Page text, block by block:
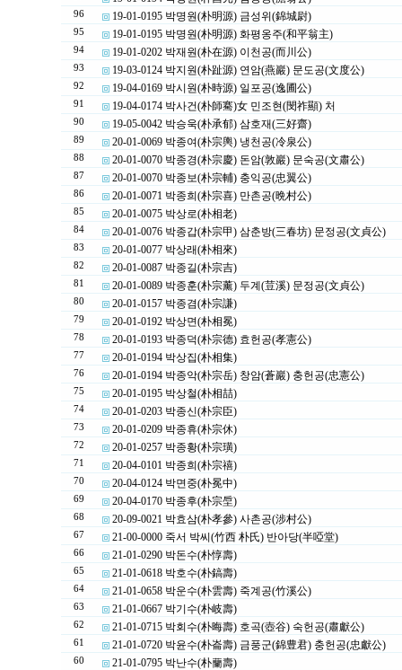
96 19-01-0195 박명원(朴明源) 금성위(錦城尉)
95 19-01-0195 박명원(朴明源) 화평옹주(和平翁主)
94 19-01-0202 박재원(朴在源) 이천공(而川公)
93 19-03-0124 박지원(朴趾源) 연암(燕巖) 문도공(文度公)
92 19-04-0169 박시원(朴時源) 일포공(逸圃公)
91 19-04-0174 박사건(朴師騫)女 민조현(閔祚顯) 처
90 19-05-0042 박승욱(朴承郁) 삼호재(三好齋)
89 20-01-0069 박종여(朴宗輿) 냉천공(冷泉公)
88 20-01-0070 박종경(朴宗慶) 돈암(敦巖) 문숙공(文肅公)
87 20-01-0070 박종보(朴宗輔) 충익공(忠翼公)
86 20-01-0071 박종희(朴宗喜) 만촌공(晩村公)
85 20-01-0075 박상로(朴相老)
84 20-01-0076 박종갑(朴宗甲) 삼춘방(三春坊) 문정공(文貞公)
83 20-01-0077 박상래(朴相來)
82 20-01-0087 박종길(朴宗吉)
81 20-01-0089 박종훈(朴宗薰) 두계(荳溪) 문정공(文貞公)
80 20-01-0157 박종겸(朴宗謙)
79 20-01-0192 박상면(朴相冕)
78 20-01-0193 박종덕(朴宗德) 효헌공(孝憲公)
77 20-01-0194 박상집(朴相集)
76 20-01-0194 박종악(朴宗岳) 창암(蒼巖) 충헌공(忠憲公)
75 20-01-0195 박상철(朴相喆)
74 20-01-0203 박종신(朴宗臣)
73 20-01-0209 박종휴(朴宗休)
72 20-01-0257 박종황(朴宗璜)
71 20-04-0101 박종희(朴宗禧)
70 20-04-0124 박면중(朴冕中)
69 20-04-0170 박종후(朴宗垕)
68 20-09-0021 박효삼(朴孝參) 사촌공(涉村公)
67 21-00-0000 죽서 박씨(竹西 朴氏) 반아당(半啞堂)
66 21-01-0290 박돈수(朴惇壽)
65 21-01-0618 박호수(朴鎬壽)
64 21-01-0658 박운수(朴雲壽) 죽계공(竹溪公)
63 21-01-0667 박기수(朴岐壽)
62 21-01-0715 박회수(朴晦壽) 호곡(壺谷) 숙헌공(肅獻公)
61 21-01-0720 박윤수(朴崙壽) 금풍군(錦豊君) 충헌공(忠獻公)
60 21-01-0795 박난수(朴蘭壽)